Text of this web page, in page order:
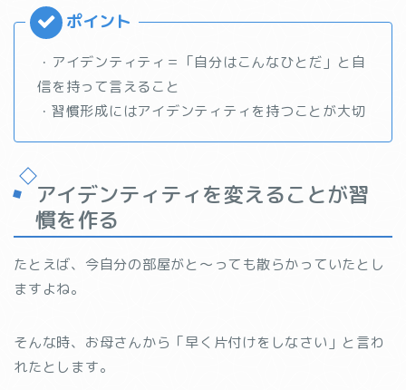
・アイデンティティ＝「自分はこんなひとだ」と自
信を持って言えること
・習慣形成にはアイデンティティを持つことが大切
アイデンティティを変えることが習
慣を作る
たとえば、今自分の部屋がと〜っても散らかっていたとし
ますよね。
そんな時、お母さんから「早く片付けをしなさい」と言わ
れたとします。